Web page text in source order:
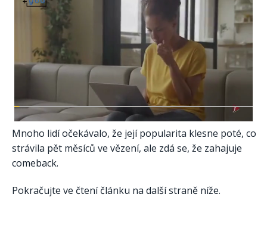
Mnoho lidí očekávalo, že její popularita klesne poté, co
strávila pět měsíců ve vězení, ale zdá se, že zahajuje
comeback.
Pokračujte ve čtení článku na další straně níže.